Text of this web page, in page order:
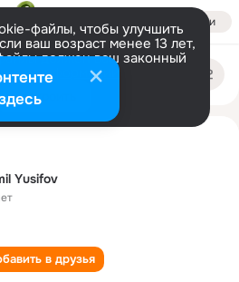
Войти
файлы, чтобы улучшить
ваш возраст менее 13 лет,
должен ваш законный
информации
Настроить
Yusifov
в друзья